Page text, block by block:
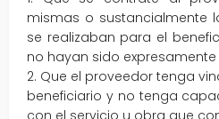
mismas o sustancialmente
se realizaban para el
no hayan sido
2. Que el proveedor tenga
beneficiario y no tenga